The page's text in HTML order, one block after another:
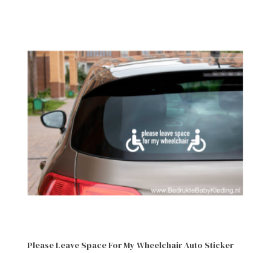
Please Leave Space For My Wheelchair Auto Sticker